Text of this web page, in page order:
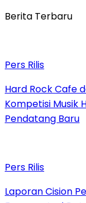
Berita Terbaru
Pers Rilis
Hard Rock Cafe
Kompetisi Musik
Pendatang Baru
Pers Rilis
Laporan Cision